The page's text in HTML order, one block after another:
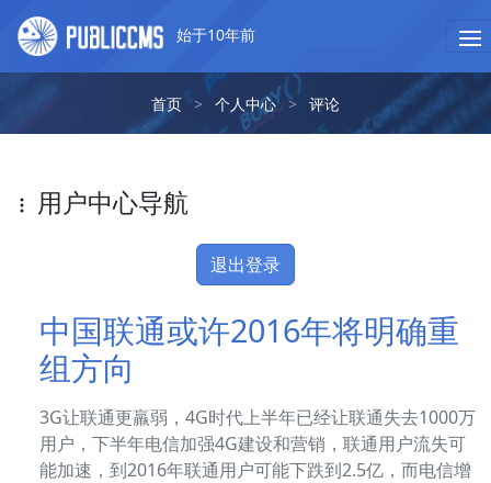
始于10年前
首页 > 个人中心 > 评论
用户中心导航
退出登录
中国联通或许2016年将明确重
组方向
3G让联通更羸弱，4G时代上半年已经让联通失去1000万
用户，下半年电信加强4G建设和营销，联通用户流失可
能加速，到2016年联通用户可能下跌到2.5亿，而电信增